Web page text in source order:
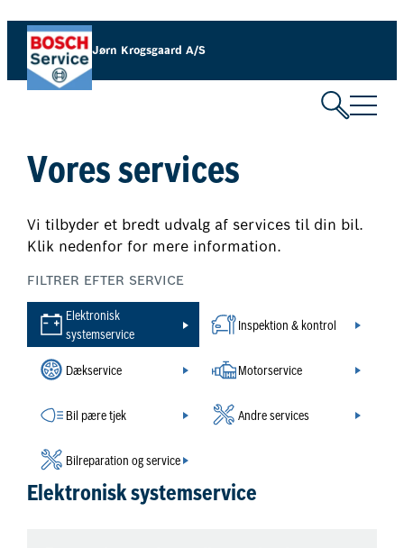
Spring
indhold
Jørn Krogsgaard A/S
Vores services
Vi tilbyder et bredt udvalg af services til din bil.
Klik nedenfor for mere information.
FILTRER EFTER SERVICE
Elektronisk
systemservice
Inspektion & kontrol
Dækservice Motorservice
Bil pære tjek Andre services
Bilreparation og service
Elektronisk systemservice